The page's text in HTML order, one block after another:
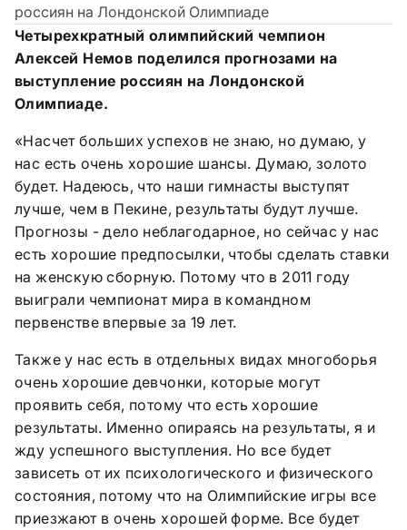
россиян на Лондонской Олимпиаде
Четырехкратный олимпийский чемпион
Алексей Немов поделился прогнозами на
выступление россиян на Лондонской
Олимпиаде.
«Насчет больших успехов не знаю, но думаю, у
нас есть очень хорошие шансы. Думаю, золото
будет. Надеюсь, что наши гимнасты выступят
лучше, чем в Пекине, результаты будут лучше.
Прогнозы - дело неблагодарное, но сейчас у нас
есть хорошие предпосылки, чтобы сделать ставки
на женскую сборную. Потому что в 2011 году
выиграли чемпионат мира в командном
первенстве впервые за 19 лет.
Также у нас есть в отдельных видах многоборья
очень хорошие девчонки, которые могут
проявить себя, потому что есть хорошие
результаты. Именно опираясь на результаты, я и
жду успешного выступления. Но все будет
зависеть от их психологического и физического
состояния, потому что на Олимпийские игры все
приезжают в очень хорошей форме. Все будет